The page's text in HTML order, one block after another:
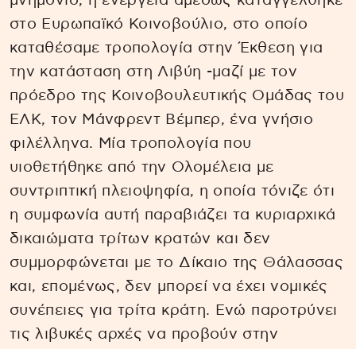
στο Ευρωπαϊκό Κοινοβούλιο, στο οποίο
καταθέσαμε τροπολογία στην Έκθεση για
την κατάσταση στη Λιβύη -μαζί με τον
πρόεδρο της Κοινοβουλευτικής Ομάδας του
ΕΛΚ, τον Μάνφρεντ Βέμπερ, ένα γνήσιο
φιλέλληνα. Μία τροπολογία που
υιοθετήθηκε από την Ολομέλεια με
συντριπτική πλειοψηφία, η οποία τόνιζε ότι
η συμφωνία αυτή παραβιάζει τα κυριαρχικά
δικαιώματα τρίτων κρατών και δεν
συμμορφώνεται με το Δίκαιο της Θάλασσας
και, επομένως, δεν μπορεί να έχει νομικές
συνέπειες για τρίτα κράτη. Ενώ παροτρύνει
τις λιβυκές αρχές να προβούν στην